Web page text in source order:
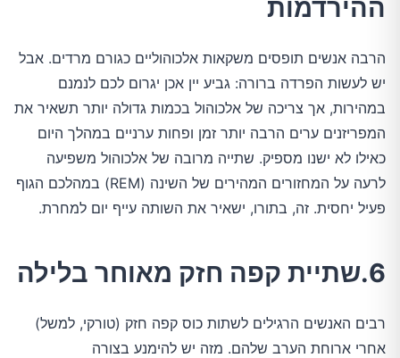
ההירדמות
הרבה אנשים תופסים משקאות אלכוהוליים כגורם מרדים. אבל
יש לעשות הפרדה ברורה: גביע יין אכן יגרום לכם לנמנם
במהירות, אך צריכה של אלכוהול בכמות גדולה יותר תשאיר את
המפריזנים ערים הרבה יותר זמן ופחות ערניים במהלך היום
כאילו לא ישנו מספיק. שתייה מרובה של אלכוהול משפיעה
לרעה על המחזורים המהירים של השינה (REM) במהלכם הגוף
פעיל יחסית. זה, בתורו, ישאיר את השותה עייף יום למחרת.
6.שתיית קפה חזק מאוחר בלילה
רבים האנשים הרגילים לשתות כוס קפה חזק (טורקי, למשל)
אחרי ארוחת הערב שלהם. מזה יש להימנע בצורה